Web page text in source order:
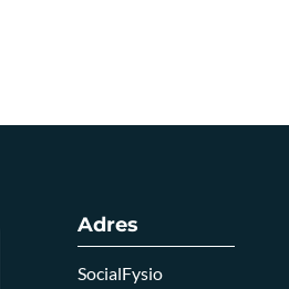
Adres
SocialFysio